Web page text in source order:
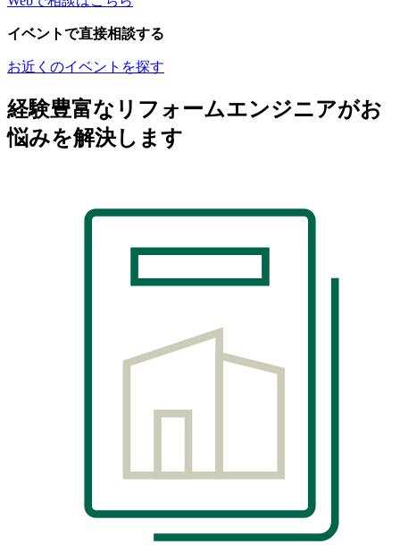
イベントで直接相談する
お近くのイベントを探す
経験豊富なリフォームエンジニアがお
悩みを解決します